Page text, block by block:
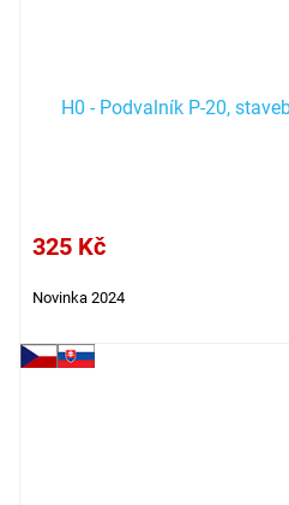
H0 - Podvalník P-20,
325 Kč
Novinka 2024